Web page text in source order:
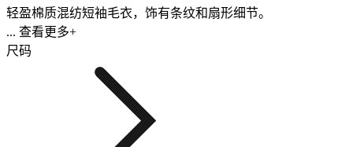
轻盈棉质混纺短袖毛衣，饰有条纹和扇形细节。
... 查看更多+
尺码